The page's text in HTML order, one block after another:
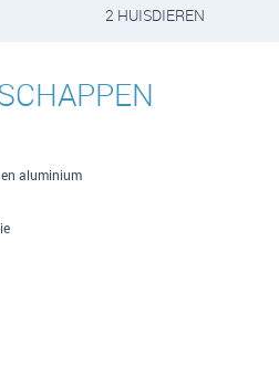
2 HUISDIEREN
aluminium